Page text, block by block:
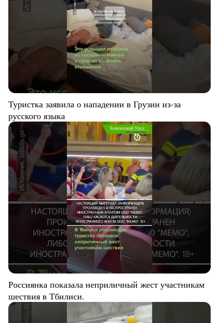
Туристка заявила о нападении в Грузии из-за
русского языка
Россиянка показала неприличный жест участникам
шествия в Тбилиси.